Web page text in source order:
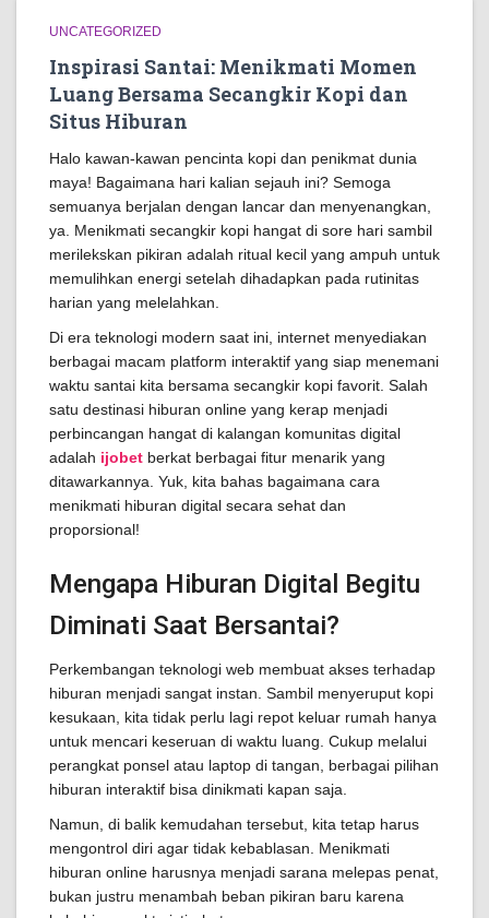
UNCATEGORIZED
Inspirasi Santai: Menikmati Momen
Luang Bersama Secangkir Kopi dan
Situs Hiburan
Halo kawan-kawan pencinta kopi dan penikmat dunia
maya! Bagaimana hari kalian sejauh ini? Semoga
semuanya berjalan dengan lancar dan menyenangkan,
ya. Menikmati secangkir kopi hangat di sore hari sambil
merilekskan pikiran adalah ritual kecil yang ampuh untuk
memulihkan energi setelah dihadapkan pada rutinitas
harian yang melelahkan.
Di era teknologi modern saat ini, internet menyediakan
berbagai macam platform interaktif yang siap menemani
waktu santai kita bersama secangkir kopi favorit. Salah
satu destinasi hiburan online yang kerap menjadi
perbincangan hangat di kalangan komunitas digital
adalah ijobet berkat berbagai fitur menarik yang
ditawarkannya. Yuk, kita bahas bagaimana cara
menikmati hiburan digital secara sehat dan
proporsional!
Mengapa Hiburan Digital Begitu
Diminati Saat Bersantai?
Perkembangan teknologi web membuat akses terhadap
hiburan menjadi sangat instan. Sambil menyeruput kopi
kesukaan, kita tidak perlu lagi repot keluar rumah hanya
untuk mencari keseruan di waktu luang. Cukup melalui
perangkat ponsel atau laptop di tangan, berbagai pilihan
hiburan interaktif bisa dinikmati kapan saja.
Namun, di balik kemudahan tersebut, kita tetap harus
mengontrol diri agar tidak kebablasan. Menikmati
hiburan online harusnya menjadi sarana melepas penat,
bukan justru menambah beban pikiran baru karena